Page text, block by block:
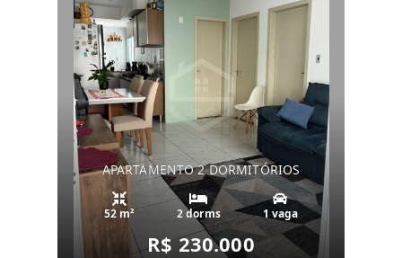
APARTAMENTO 2 DORMITÓRIOS
52 m² 2 dorms 1 vaga
R$ 230.000